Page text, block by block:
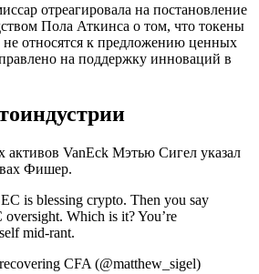
отреагировала на постановление
Пола Аткинса о том, что токены
не относятся к предложению ценных
на поддержку инноваций в
активов VanEck Мэтью Сигел указал
Фишер.
is blessing crypto. Then you say
oversight. Which is it? You’re
mid-rant.
CFA (@matthew_sigel)